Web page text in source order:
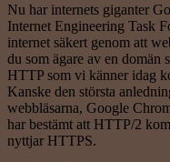
Nu har internets giganter
Internet Engineering Task
internet säkert genom att
du som ägare av en domän
HTTP som vi känner idag
Kanske den största
webbläsarna, Google
har bestämt att HTTP/2
nyttjar HTTPS.